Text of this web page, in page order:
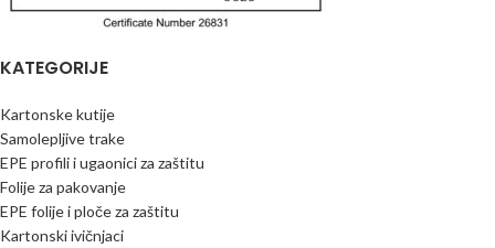
KATEGORIJE
Kartonske kutije
Samolepljive trake
EPE profili i ugaonici za zaštitu
Folije za pakovanje
EPE folije i ploče za zaštitu
Kartonski ivičnjaci